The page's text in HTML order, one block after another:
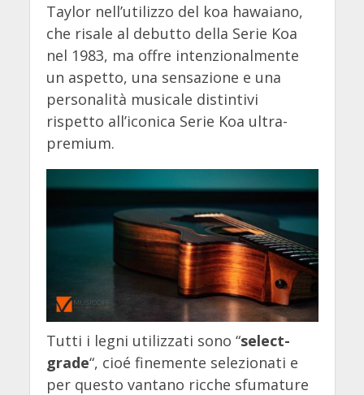
Taylor nell’utilizzo del koa hawaiano,
che risale al debutto della Serie Koa
nel 1983, ma offre intenzionalmente
un aspetto, una sensazione e una
personalità musicale distintivi
rispetto all’iconica Serie Koa ultra-
premium.
Tutti i legni utilizzati sono “select-
grade“, cioé finemente selezionati e
per questo vantano ricche sfumature